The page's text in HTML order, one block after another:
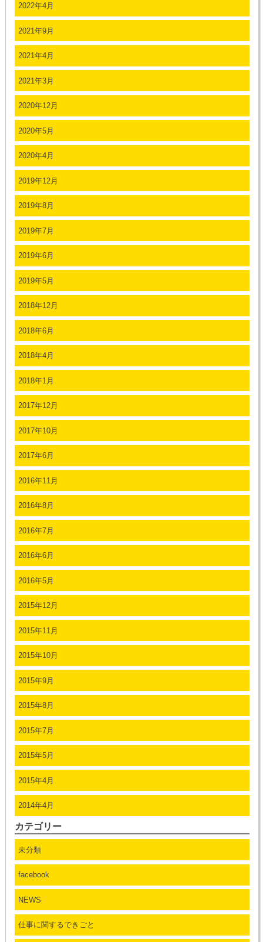
2022年4月
2021年9月
2021年4月
2021年3月
2020年12月
2020年5月
2020年4月
2019年12月
2019年8月
2019年7月
2019年6月
2019年5月
2018年12月
2018年6月
2018年4月
2018年1月
2017年12月
2017年10月
2017年6月
2016年11月
2016年8月
2016年7月
2016年6月
2016年5月
2015年12月
2015年11月
2015年10月
2015年9月
2015年8月
2015年7月
2015年5月
2015年4月
2014年4月
カテゴリー
未分類
facebook
NEWS
仕事に関するできごと